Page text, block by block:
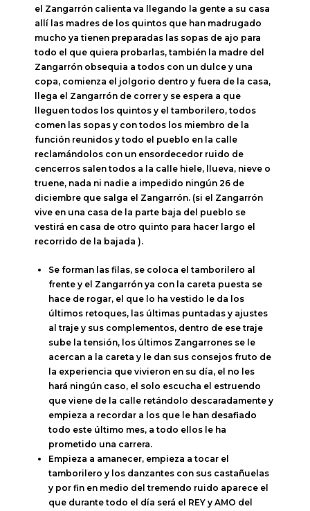
el Zangarrón calienta va llegando la gente a su casa
allí las madres de los quintos que han madrugado
mucho ya tienen preparadas las sopas de ajo para
todo el que quiera probarlas, también la madre del
Zangarrón obsequia a todos con un dulce y una
copa, comienza el jolgorio dentro y fuera de la casa,
llega el Zangarrón de correr y se espera a que
lleguen todos los quintos y el tamborilero, todos
comen las sopas y con todos los miembro de la
función reunidos y todo el pueblo en la calle
reclamándolos con un ensordecedor ruido de
cencerros salen todos a la calle hiele, llueva, nieve o
truene, nada ni nadie a impedido ningún 26 de
diciembre que salga el Zangarrón. (si el Zangarrón
vive en una casa de la parte baja del pueblo se
vestirá en casa de otro quinto para hacer largo el
recorrido de la bajada ).
Se forman las filas, se coloca el tamborilero al
frente y el Zangarrón ya con la careta puesta se
hace de rogar, el que lo ha vestido le da los
últimos retoques, las últimas puntadas y ajustes
al traje y sus complementos, dentro de ese traje
sube la tensión, los últimos Zangarrones se le
acercan a la careta y le dan sus consejos fruto de
la experiencia que vivieron en su día, el no les
hará ningún caso, el solo escucha el estruendo
que viene de la calle retándolo descaradamente y
empieza a recordar a los que le han desafiado
todo este último mes, a todo ellos le ha
prometido una carrera.
Empieza a amanecer, empieza a tocar el
tamborilero y los danzantes con sus castañuelas
y por fin en medio del tremendo ruido aparece el
que durante todo el día será el REY y AMO del